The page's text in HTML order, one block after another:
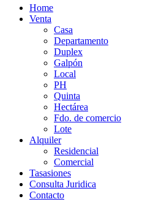
Home
Venta
Casa
Departamento
Duplex
Galpón
Local
PH
Quinta
Hectárea
Fdo. de comercio
Lote
Alquiler
Residencial
Comercial
Tasasiones
Consulta Juridica
Contacto